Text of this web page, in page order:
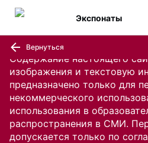
Содержание настоящего
изображения и текстовую
предназначено только для
некоммерческого
использования в
распространения в СМИ.
допускается только по
Экспонаты
Вернуться